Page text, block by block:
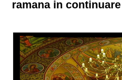
ramana in